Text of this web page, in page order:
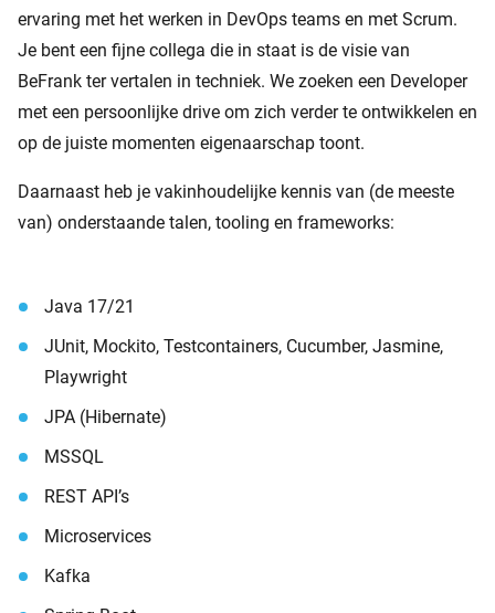
ervaring met het werken in DevOps teams en met Scrum.
Je bent een fijne collega die in staat is de visie van
BeFrank ter vertalen in techniek. We zoeken een Developer
met een persoonlijke drive om zich verder te ontwikkelen en
op de juiste momenten eigenaarschap toont.
Daarnaast heb je vakinhoudelijke kennis van (de meeste
van) onderstaande talen, tooling en frameworks:
Java 17/21
JUnit, Mockito, Testcontainers, Cucumber, Jasmine,
Playwright
JPA (Hibernate)
MSSQL
REST API’s
Microservices
Kafka